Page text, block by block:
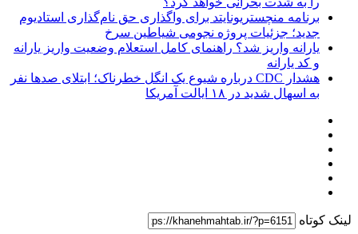
برنامه منچستریونایتد برای واگذاری حق نام‌گذاری استادیوم
جدید؛ جزئیات پروژه نجومی شیاطین سرخ
یارانه واریز شد؟ راهنمای کامل استعلام وضعیت واریز یارانه
و کد یارانه
هشدار CDC درباره شیوع یک انگل خطرناک؛ ابتلای صدها نفر
به اسهال شدید در ۱۸ ایالت آمریکا
لینک کوتاه